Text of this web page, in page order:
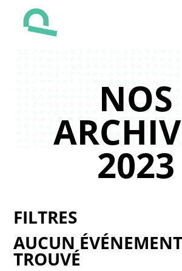
NOS
2023
AUCUN
TROUVÉ
FILTRES